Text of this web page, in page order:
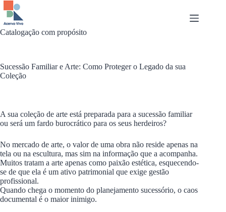
Pular
para
conteúdo
Catalogação com propósito
Sucessão Familiar e Arte: Como Proteger o Legado da sua
Coleção
A sua coleção de arte está preparada para a sucessão familiar
ou será um fardo burocrático para os seus herdeiros?
No mercado de arte, o valor de uma obra não reside apenas na
tela ou na escultura, mas sim na informação que a acompanha.
Muitos tratam a arte apenas como paixão estética, esquecendo-
se de que ela é um ativo patrimonial que exige gestão
profissional.
Quando chega o momento do planejamento sucessório, o caos
documental é o maior inimigo.